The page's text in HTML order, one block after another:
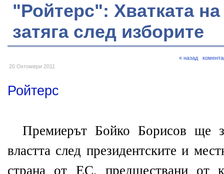
"Ройтерс": Хватката
затяга след изборите
20 Октомври 2011
« назад
Ройтерс
Премиерът Бойко Борисов ще
властта след президентските и
страна от ЕС, предшествани от